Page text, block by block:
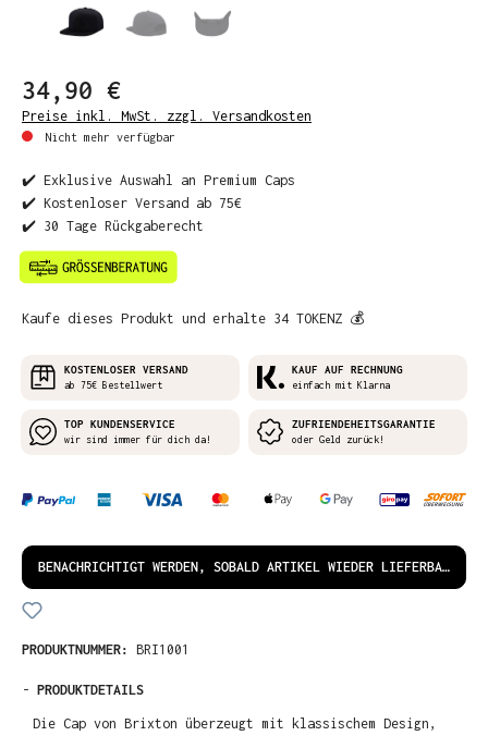
34,90 €
Preise inkl. MwSt. zzgl. Versandkosten
Nicht mehr verfügbar
✔️ Exklusive Auswahl an Premium Caps
✔️ Kostenloser Versand ab 75€
✔️ 30 Tage Rückgaberecht
Kaufe dieses Produkt und erhalte 34 TOKENZ 💰
KOSTENLOSER VERSAND
ab 75€ Bestellwert
KAUF AUF RECHNUNG
einfach mit Klarna
TOP KUNDENSERVICE
wir sind immer für dich da!
ZUFRIENDEHEITSGARANTIE
oder Geld zurück!
BENACHRICHTIGT WERDEN, SOBALD ARTIKEL WIEDER LIEFERBAR IST!
PRODUKTNUMMER: BRI1001
- PRODUKTDETAILS
Die Cap von Brixton überzeugt mit klassischem Design,